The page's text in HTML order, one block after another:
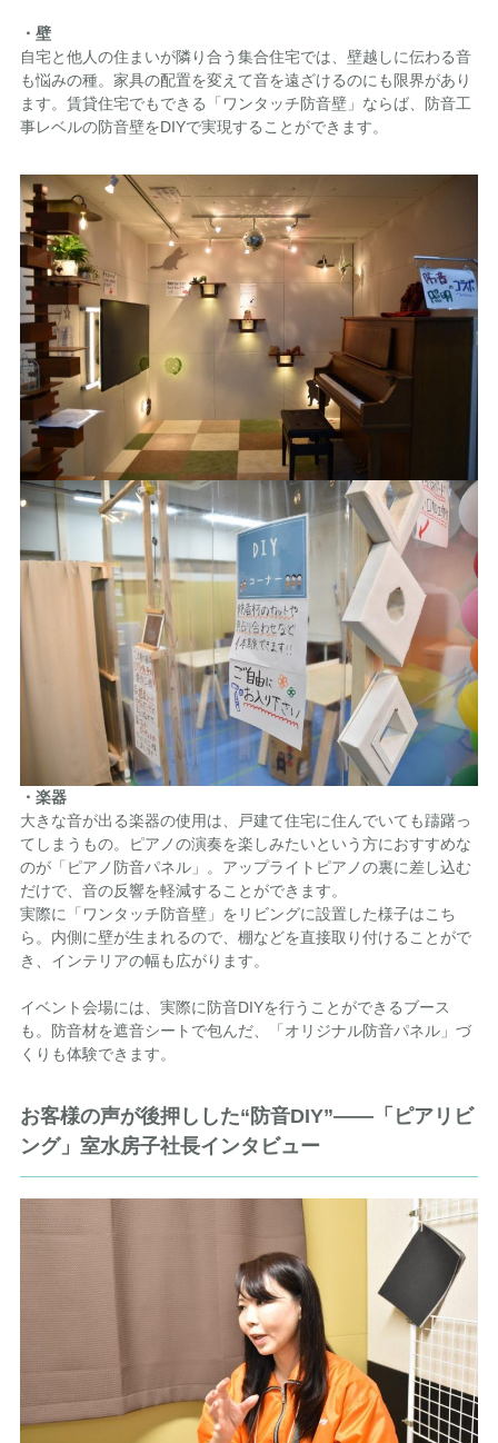
・壁
自宅と他人の住まいが隣り合う集合住宅では、壁越しに伝わる音
も悩みの種。家具の配置を変えて音を遠ざけるのにも限界があり
ます。賃貸住宅でもできる「ワンタッチ防音壁」ならば、防音工
事レベルの防音壁をDIYで実現することができます。
・楽器
大きな音が出る楽器の使用は、戸建て住宅に住んでいても躊躇っ
てしまうもの。ピアノの演奏を楽しみたいという方におすすめな
のが「ピアノ防音パネル」。アップライトピアノの裏に差し込む
だけで、音の反響を軽減することができます。
実際に「ワンタッチ防音壁」をリビングに設置した様子はこち
ら。内側に壁が生まれるので、棚などを直接取り付けることがで
き、インテリアの幅も広がります。
イベント会場には、実際に防音DIYを行うことができるブース
も。防音材を遮音シートで包んだ、「オリジナル防音パネル」づ
くりも体験できます。
お客様の声が後押しした“防音DIY”――「ピアリビ
ング」室水房子社長インタビュー